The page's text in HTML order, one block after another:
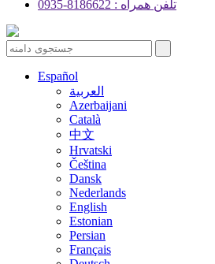
تلفن همراه : 8186622-0935
Español
العربية
Azerbaijani
Català
中文
Hrvatski
Čeština
Dansk
Nederlands
English
Estonian
Persian
Français